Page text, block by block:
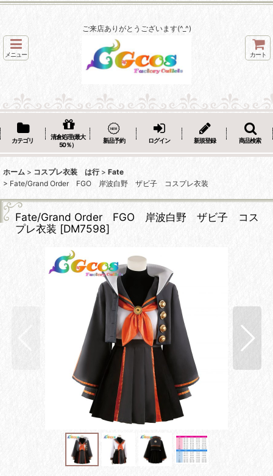
ご来店ありがとうございます(^_^)
メニュー カート
カテゴリ
清倉処理(最大
50％）
新品予約 ログイン 新規登録 商品検索
ホーム > コスプレ衣装 は行 > Fate
> Fate/Grand Order FGO 岸波白野 ザビ子 コスプレ衣装
Fate/Grand Order FGO 岸波白野 ザビ子 コス
プレ衣装 [DM7598]